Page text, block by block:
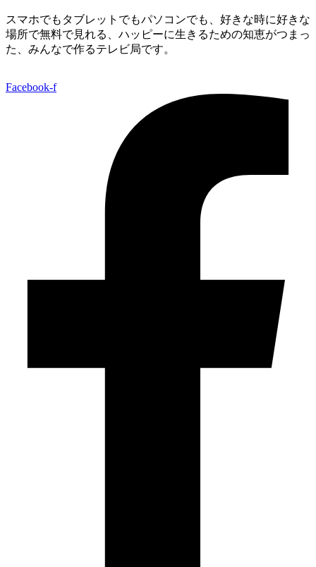
スマホでもタブレットでもパソコンでも、好きな時に好きな
場所で無料で見れる、 ハッピーに生きるための知恵がつまっ
た、みんなで作るテレビ局です。
Facebook-f